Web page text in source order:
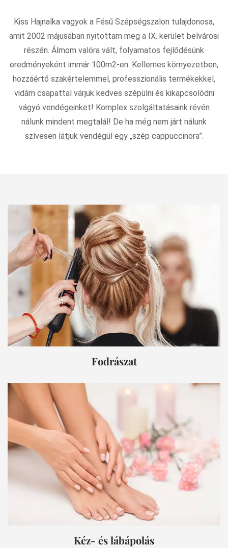
Kiss Hajnalka vagyok a Fésű Szépségszalon tulajdonosa,
amit 2002 májusában nyitottam meg a IX. kerület belvárosi
részén. Álmom valóra vált, folyamatos fejlődésünk
eredményeként immár 100m2-en. Kellemes környezetben,
hozzáértő szakértelemmel, professzionális termékekkel,
vidám csapattal várjuk kedves szépülni és kikapcsolódni
vágyó vendégeinket! Komplex szolgáltatásaink révén
nálunk mindent megtalál! De ha még nem járt nálunk
szívesen látjuk vendégül egy „szép cappuccinora”.
Fodrászat
Kéz- és lábápolás